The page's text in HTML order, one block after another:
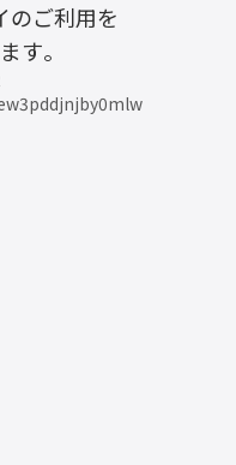
のご利用を
す。